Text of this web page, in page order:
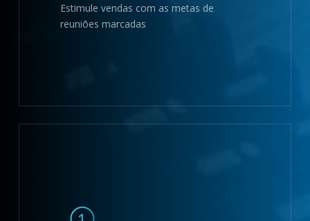
Estimule vendas com as metas de
reuniões marcadas